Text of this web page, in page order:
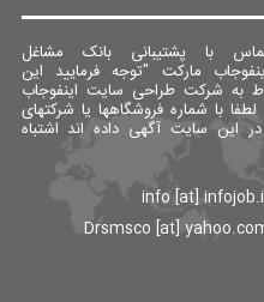
با پشتیبانی بانک مشاغل
مارکت "توجه فرمایید این
به شرکت طراحی سایت اینفوجاب
با شماره فروشگاهها یا شرکتهای
این سایت آگهی داده اند اشتباه
info [at]
Drsmsco [at]